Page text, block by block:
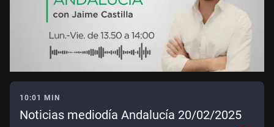
10:01 MIN
Noticias mediodía Andalucía 20/02/2025